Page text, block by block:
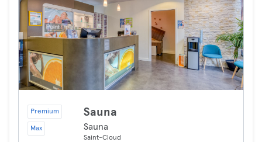
Premium
Max
Sauna
Sauna
Saint-Cloud